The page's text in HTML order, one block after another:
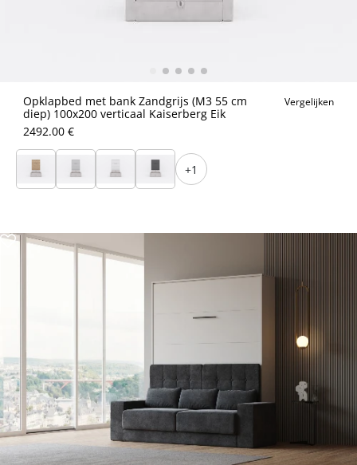
Opklapbed met bank Zandgrijs (M3 55 cm
diep) 100x200 verticaal Kaiserberg Eik
Vergelijken
2492.00 €
+1